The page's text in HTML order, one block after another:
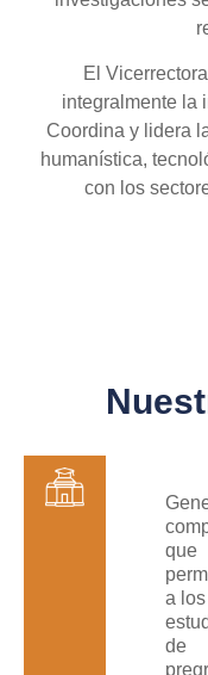
El
integralmente la
Coordina y lidera
humanística,
con los
que
a los
de